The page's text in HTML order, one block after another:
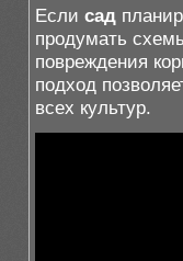
Если сад
продумать
повреждения
подход
всех культур.